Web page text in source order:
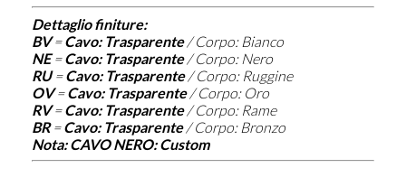
Dettaglio finiture:
BV=Cavo: Trasparente/ Corpo: Bianco
NE=Cavo: Trasparente/ Corpo: Nero
RU=Cavo: Trasparente/ Corpo: Ruggine
OV=Cavo: Trasparente/ Corpo: Oro
RV=Cavo: Trasparente/ Corpo: Rame
BR=Cavo: Trasparente/ Corpo: Bronzo
Nota: CAVO NERO: Custom